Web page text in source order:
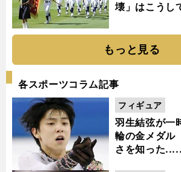
壊」はこうし
もっと見る
各スポーツコラム記事
羽生結弦が一
輪の金メダル
さを知った
フィギュア